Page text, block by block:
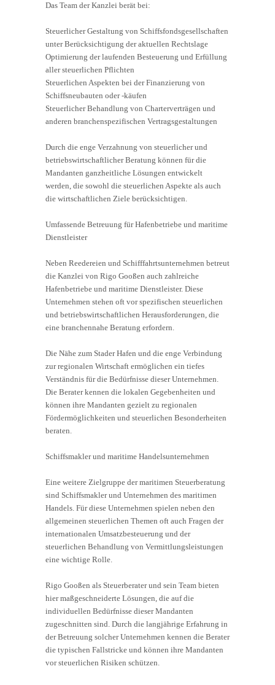
Das Team der Kanzlei berät bei:
Steuerlicher Gestaltung von Schiffsfondsgesellschaften
unter Berücksichtigung der aktuellen Rechtslage
Optimierung der laufenden Besteuerung und Erfüllung
aller steuerlichen Pflichten
Steuerlichen Aspekten bei der Finanzierung von
Schiffsneubauten oder -käufen
Steuerlicher Behandlung von Charterverträgen und
anderen branchenspezifischen Vertragsgestaltungen
Durch die enge Verzahnung von steuerlicher und
betriebswirtschaftlicher Beratung können für die
Mandanten ganzheitliche Lösungen entwickelt
werden, die sowohl die steuerlichen Aspekte als auch
die wirtschaftlichen Ziele berücksichtigen.
Umfassende Betreuung für Hafenbetriebe und maritime
Dienstleister
Neben Reedereien und Schifffahrtsunternehmen betreut
die Kanzlei von Rigo Gooßen auch zahlreiche
Hafenbetriebe und maritime Dienstleister. Diese
Unternehmen stehen oft vor spezifischen steuerlichen
und betriebswirtschaftlichen Herausforderungen, die
eine branchennahe Beratung erfordern.
Die Nähe zum Stader Hafen und die enge Verbindung
zur regionalen Wirtschaft ermöglichen ein tiefes
Verständnis für die Bedürfnisse dieser Unternehmen.
Die Berater kennen die lokalen Gegebenheiten und
können ihre Mandanten gezielt zu regionalen
Fördermöglichkeiten und steuerlichen Besonderheiten
beraten.
Schiffsmakler und maritime Handelsunternehmen
Eine weitere Zielgruppe der maritimen Steuerberatung
sind Schiffsmakler und Unternehmen des maritimen
Handels. Für diese Unternehmen spielen neben den
allgemeinen steuerlichen Themen oft auch Fragen der
internationalen Umsatzbesteuerung und der
steuerlichen Behandlung von Vermittlungsleistungen
eine wichtige Rolle.
Rigo Gooßen als Steuerberater und sein Team bieten
hier maßgeschneiderte Lösungen, die auf die
individuellen Bedürfnisse dieser Mandanten
zugeschnitten sind. Durch die langjährige Erfahrung in
der Betreuung solcher Unternehmen kennen die Berater
die typischen Fallstricke und können ihre Mandanten
vor steuerlichen Risiken schützen.